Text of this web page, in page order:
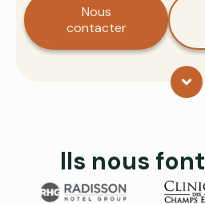
Nous
contacter
Ils nous font